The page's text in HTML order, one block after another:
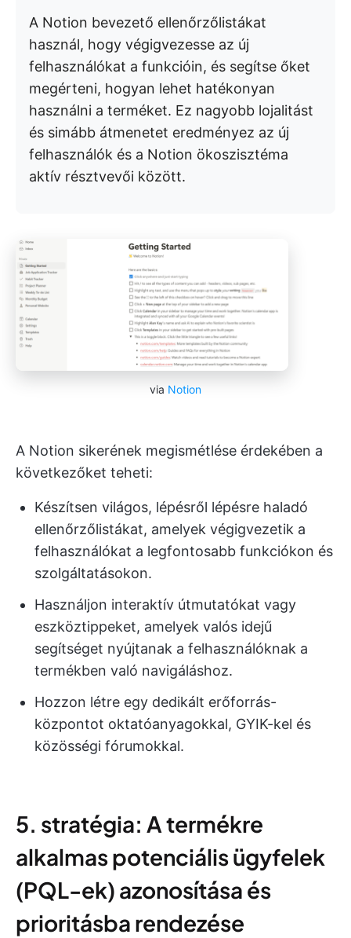
A Notion bevezető ellenőrzőlistákat
használ, hogy végigvezesse az új
felhasználókat a funkcióin, és segítse őket
megérteni, hogyan lehet hatékonyan
használni a terméket. Ez nagyobb lojalitást
és simább átmenetet eredményez az új
felhasználók és a Notion ökoszisztéma
aktív résztvevői között.
via Notion
A Notion sikerének megismétlése érdekében a
következőket teheti:
Készítsen világos, lépésről lépésre haladó
ellenőrzőlistákat, amelyek végigvezetik a
felhasználókat a legfontosabb funkciókon és
szolgáltatásokon.
Használjon interaktív útmutatókat vagy
eszköztippeket, amelyek valós idejű
segítséget nyújtanak a felhasználóknak a
termékben való navigáláshoz.
Hozzon létre egy dedikált erőforrás-
központot oktatóanyagokkal, GYIK-kel és
közösségi fórumokkal.
5. stratégia: A termékre
alkalmas potenciális ügyfelek
(PQL-ek) azonosítása és
prioritásba rendezése